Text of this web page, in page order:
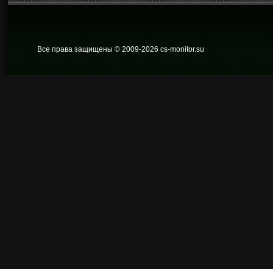
Все права защищены © 2009-2026 cs-monitor.su